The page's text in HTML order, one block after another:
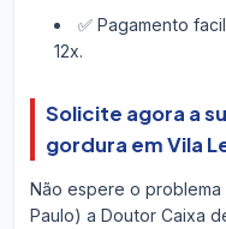
✅ Pagamento
12x.
Solicite agora a
gordura em Vila
Não espere o problema
Paulo) a Doutor Caixa